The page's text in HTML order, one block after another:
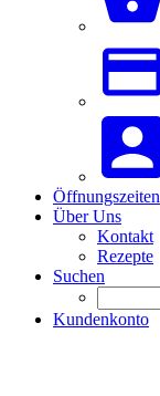
Öffnungszeiten
Über Uns
Kontakt
Rezepte
Suchen
Kundenkonto